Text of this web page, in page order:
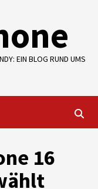
EIN BLOG RUND UMS
16